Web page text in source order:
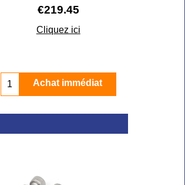
€219.45
Cliquez ici
Achat immédiat